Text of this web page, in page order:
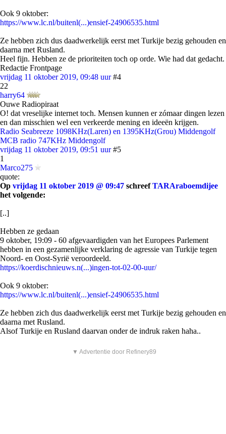
Ook 9 oktober:
https://www.lc.nl/buitenl(...)ensief-24906535.html
Ze hebben zich dus daadwerkelijk eerst met Turkije bezig gehouden en
daarna met Rusland.
Heel fijn. Hebben ze de prioriteiten toch op orde. Wie had dat gedacht.
Redactie Frontpage
vrijdag 11 oktober 2019, 09:48 uur #4
22
harry64
Ouwe Radiopiraat
O! dat vreselijke internet toch. Mensen kunnen er zómaar dingen lezen
en dan misschien wel een verkeerde mening en ideeën krijgen.
Radio Seabreeze 1098KHz(Laren) en 1395KHz(Grou) Middengolf
MCB radio 747KHz Middengolf
vrijdag 11 oktober 2019, 09:51 uur #5
1
Marco275
quote:
Op vrijdag 11 oktober 2019 @ 09:47 schreefTARAraboemdijee
het volgende:
[..]
Hebben ze gedaan
9 oktober, 19:09 - 60 afgevaardigden van het Europees Parlement
hebben in een gezamenlijke verklaring de agressie van Turkije tegen
Noord- en Oost-Syrië veroordeeld.
https://koerdischnieuws.n(...)ingen-tot-02-00-uur/
Ook 9 oktober:
https://www.lc.nl/buitenl(...)ensief-24906535.html
Ze hebben zich dus daadwerkelijk eerst met Turkije bezig gehouden en
daarna met Rusland.
Alsof Turkije en Rusland daarvan onder de indruk raken haha..
▼ Advertentie door Refinery89